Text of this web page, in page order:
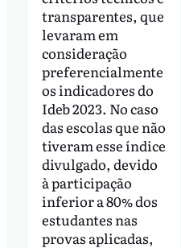
transparentes, que
levaram em
consideração
preferencialmente
os indicadores do
Ideb 2023. No caso
das escolas que não
tiveram esse índice
divulgado, devido
à participação
inferior a 80% dos
estudantes nas
provas aplicadas,